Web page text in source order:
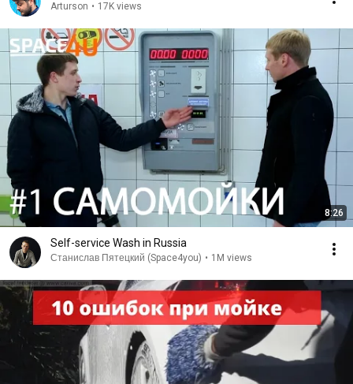
Arturson • 17K views
8:26
Self-service Wash in Russia
Станислав Пятецкий (Space4you) • 1M views